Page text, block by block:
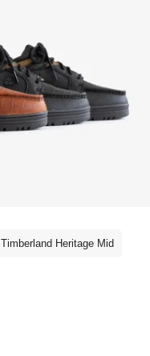
Timberland Heritage Mid